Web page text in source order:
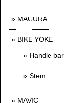
MAGURA
BIKE YOKE
Handle bar
Stem
MAVIC